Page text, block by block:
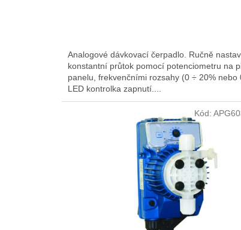
Analogové dávkovací čerpadlo. Ručně
konstantní průtok pomocí potenciometru na
panelu, frekvenčními rozsahy (0 ÷ 20% nebo
LED kontrolka zapnutí....
Kód: